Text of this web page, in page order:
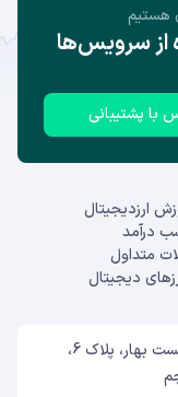
هستیم
از سرویس‌ها
با پشتیبانی
ارزدیجیتال
درآمد
متداول
دیجیتال
آدرس: تهران، زعفرانیه، بلوار بهزادی، بن‌بست بهار، پلاک 6،